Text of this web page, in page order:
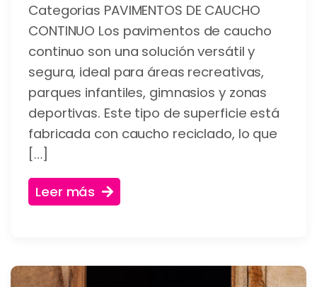
Categorias PAVIMENTOS DE CAUCHO
CONTINUO Los pavimentos de caucho
continuo son una solución versátil y
segura, ideal para áreas recreativas,
parques infantiles, gimnasios y zonas
deportivas. Este tipo de superficie está
fabricada con caucho reciclado, lo que
[…]
Leer más